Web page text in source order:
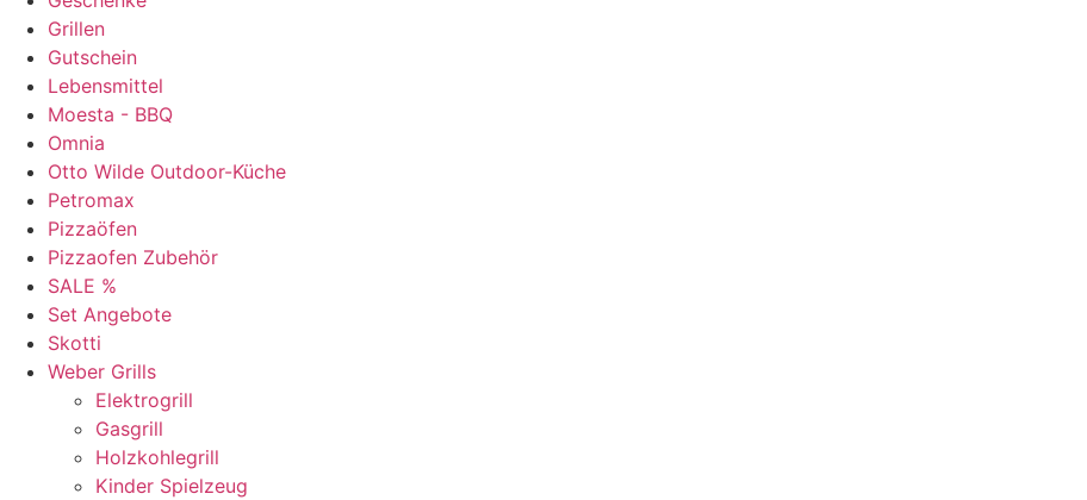
Grillen
Gutschein
Lebensmittel
Moesta - BBQ
Omnia
Otto Wilde Outdoor-Küche
Petromax
Pizzaöfen
Pizzaofen Zubehör
SALE %
Set Angebote
Skotti
Weber Grills
Elektrogrill
Gasgrill
Holzkohlegrill
Kinder Spielzeug